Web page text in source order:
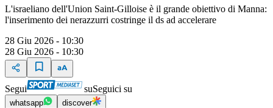
L'israeliano dell'Union Saint-Gilloise è il grande obiettivo di Manna:
l'inserimento dei nerazzurri costringe il ds ad accelerare
28 Giu 2026 - 10:30
28 Giu 2026 - 10:30
Segui suSeguici su
whatsapp discover